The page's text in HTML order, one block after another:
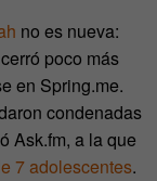
no es nueva:
poco más
en Spring.me.
condenadas
Ask.fm, a la que
7 adolescentes.